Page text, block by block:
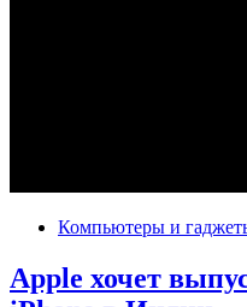
Компьютеры и
Apple хочет